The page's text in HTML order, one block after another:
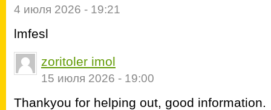
4 июля 2026 - 19:21
lmfesl
zoritoler imol
15 июля 2026 - 19:00
Thankyou for helping out, good information.